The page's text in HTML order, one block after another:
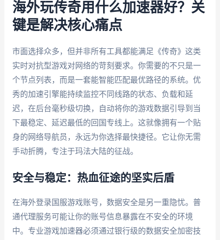
海外玩传奇用什么加速器好？关
键是解决核心痛点
市面选择众多，但并非所有工具都能满足《传奇》这类
实时对抗型游戏对网络的苛刻要求。你需要的不只是一
个节点列表，而是一套能智能匹配最优路径的系统。优
秀的加速引擎能持续监控不同线路的状态、负载和延
迟，在后台毫秒级切换，自动将你的游戏数据引导到当
下最稳定、延迟最低的回国专线上。这就像拥有一个贴
身的网络导航员，永远为你选择最快捷径。它让你无需
手动折腾，专注于玛法大陆的征战。
安全与稳定：热血征途的坚实后盾
在海外登录国服游戏账号，数据安全是另一重隐忧。普
通代理服务可能让你的账号信息暴露在不安全的环境
中。专业游戏加速器必须通过银行级的数据安全加密技